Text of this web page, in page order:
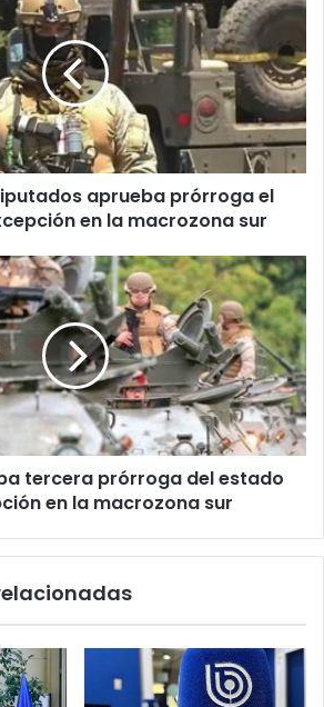
aprueba prórroga el
en la macrozona sur
tercera prórroga del estado
en la macrozona sur